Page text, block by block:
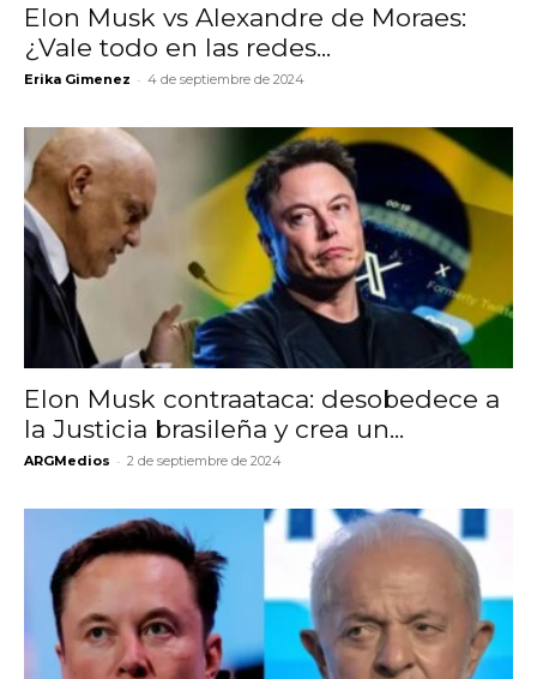
Elon Musk vs Alexandre de Moraes:
¿Vale todo en las redes...
Erika Gimenez - 4 de septiembre de 2024
Elon Musk contraataca: desobedece a
la Justicia brasileña y crea un...
ARGMedios - 2 de septiembre de 2024